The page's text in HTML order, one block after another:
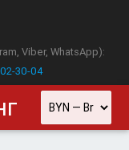
Viber, WhatsApp):
30-04